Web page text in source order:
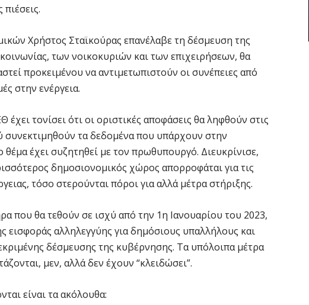
Χρήστος Σταϊκούρας επανέλαβε τη δέσμευση της
των νοικοκυριών και των επιχειρήσεων, θα
προκειμένου να αντιμετωπιστούν οι συνέπειες από
στην ενέργεια.
τονίσει ότι οι οριστικές αποφάσεις θα ληφθούν στις
τα δεδομένα που υπάρχουν στην
θέμα έχει συζητηθεί με τον πρωθυπουργό. Διευκρίνισε,
δημοσιονομικός χώρος απορροφάται για τις
τόσο στερούνται πόροι για αλλά μέτρα στήριξης.
που θα τεθούν σε ισχύ από την 1η Ιανουαρίου του 2023,
εισφοράς αλληλεγγύης για δημόσιους υπαλλήλους και
δέσμευσης της κυβέρνησης. Τα υπόλοιπα μέτρα
μεν, αλλά δεν έχουν “κλειδώσει”.
είναι τα ακόλουθα: